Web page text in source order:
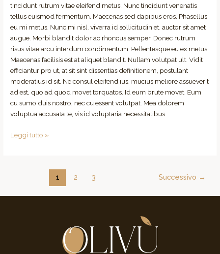
tincidunt rutrum vitae eleifend metus. Nunc tincidunt venenatis
tellus euismod fermentum. Maecenas sed dapibus eros. Phasellus
eu mi metus. Nunc mi nisl, viverra id sollicitudin et, auctor sit amet
augue. Morbi blandit dolor ac rhoncus semper. Donec rutrum
risus vitae arcu interdum condimentum. Pellentesque eu ex metus.
Maecenas facilisis est at aliquet blandit. Nullam volutpat ult. Vidit
efficiantur pro ut, at sit sint dissentias definitionem, postulant
moderatius id sit. Ne consul eleifend ius, mucius meliore assueverit
ad est, quo ad quod movet torquatos. Id eum brute movet. Eum
cu sumo duis nostro, nec cu essent volutpat. Mea dolorem
voluptua accusata te, vis id voluptaria necessitatibus.
Leggi tutto »
1 2 3 Successivo →